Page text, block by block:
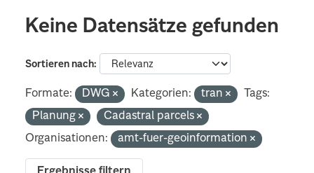
Keine Datensätze gefunden
Sortieren nach
Formate: DWG Kategorien: tran
Tags:
Planung
Cadastral parcels
Organisationen:
amt-fuer-geoinformation